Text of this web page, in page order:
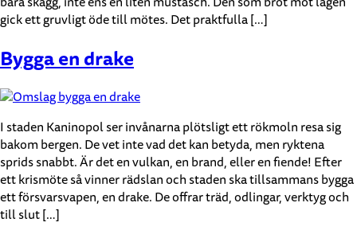
gick ett gruvligt öde till mötes. Det praktfulla […]
Bygga en drake
I staden Kaninopol ser invånarna plötsligt ett rökmoln resa sig
bakom bergen. De vet inte vad det kan betyda, men ryktena
sprids snabbt. Är det en vulkan, en brand, eller en fiende! Efter
ett krismöte så vinner rädslan och staden ska tillsammans bygga
ett försvarsvapen, en drake. De offrar träd, odlingar, verktyg och
till slut […]